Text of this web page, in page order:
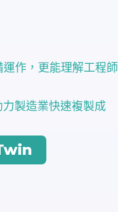
作，更能理解工程師
製造業快速複製成